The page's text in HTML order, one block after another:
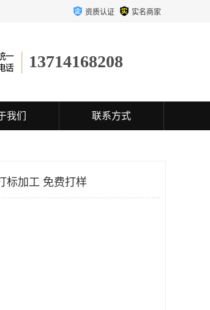
资质认证 实名商家
13714168208
我们 联系方式
标加工 免费打样